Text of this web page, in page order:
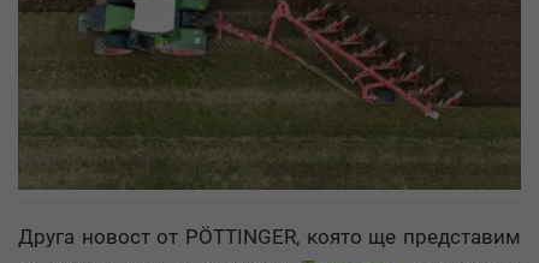
Друга новост от PÖTTINGER, която ще представим